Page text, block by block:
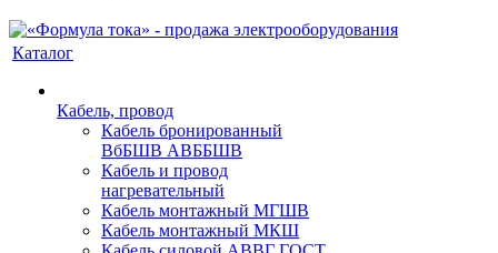
Каталог
Кабель, провод
Кабель бронированный
ВбБШВ АВББШВ
Кабель и провод
нагревательный
Кабель монтажный МГШВ
Кабель монтажный МКШ